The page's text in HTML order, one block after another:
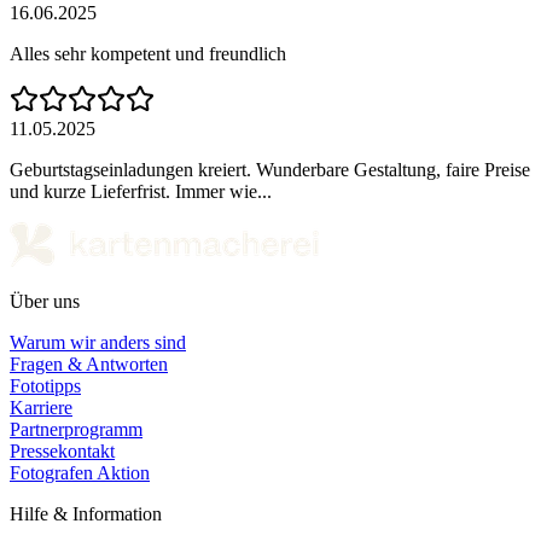
16.06.2025
Alles sehr kompetent und freundlich
11.05.2025
Geburtstagseinladungen kreiert. Wunderbare Gestaltung, faire Preise
und kurze Lieferfrist. Immer wie...
Über uns
Warum wir anders sind
Fragen & Antworten
Fototipps
Karriere
Partnerprogramm
Pressekontakt
Fotografen Aktion
Hilfe & Information